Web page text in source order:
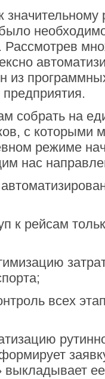
Рассмотрев
из
собрать на
с которыми
режиме
нас
только
затрат
всех